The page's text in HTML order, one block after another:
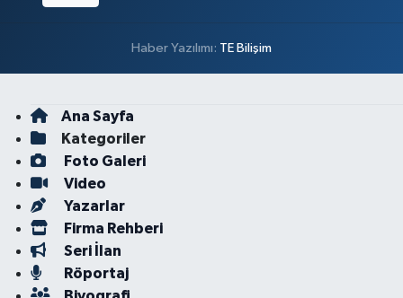
Haber Yazılımı: TE Bilişim
Ana Sayfa
Kategoriler
Foto Galeri
Video
Yazarlar
Firma Rehberi
Seri İlan
Röportaj